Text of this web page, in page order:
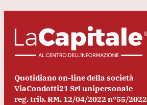
Quotidiano on-line della società
ViaCondotti21 Srl unipersonale
reg. trib. RM. 12/04/2022 n°55/2022